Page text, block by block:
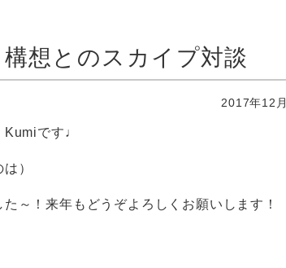
想とのスカイプ対談
2017年12
です♩
）
～！来年もどうぞよろしくお願いします！